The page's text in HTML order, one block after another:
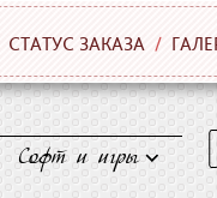
СТАТУС ЗАКАЗА /
Софт и игры